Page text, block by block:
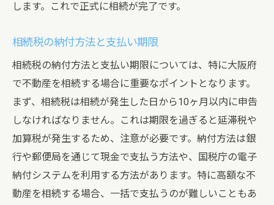
します。これで正式に相続が完了です。
相続税の納付方法と支払い期限
相続税の納付方法と支払い期限については、特に大阪府
で不動産を相続する場合に重要なポイントとなります。
まず、相続税は相続が発生した日から10ヶ月以内に申告
しなければなりません。これは期限を過ぎると延滞税や
加算税が発生するため、注意が必要です。納付方法は銀
行や郵便局を通じて現金で支払う方法や、国税庁の電子
納付システムを利用する方法があります。特に高額な不
動産を相続する場合、一括で支払うのが難しいこともあ